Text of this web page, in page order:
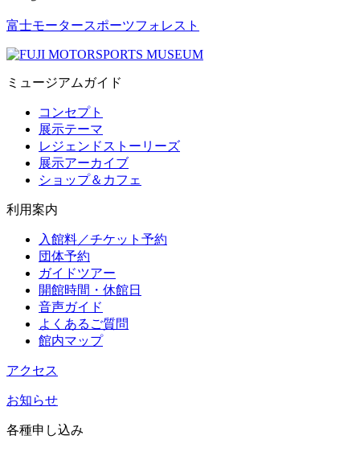
富士モータースポーツフォレスト
ミュージアムガイド
コンセプト
展示テーマ
レジェンドストーリーズ
展示アーカイブ
ショップ＆カフェ
利用案内
入館料／チケット予約
団体予約
ガイドツアー
開館時間・休館日
音声ガイド
よくあるご質問
館内マップ
アクセス
お知らせ
各種申し込み